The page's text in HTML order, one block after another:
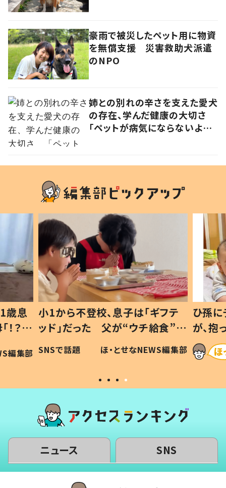
豪雨で被災したペット用に物資
を無償支援 災害救助犬派遣
のNPO
姉との別れの辛さを支えた愛犬
の存在、学んだ健康の大切さ
「ペットが病気にならないよう
歳息
？」
編集部
小1から不登校、息子は「ギフテ
ッド」だった 父が“ウチ給食”を
作り続ける理由とは #令和の親
#令和の子
SNSで話題 ほ・とせなNEWS編集部
ひ孫
が、
「涙が
い」
ニュース SNS